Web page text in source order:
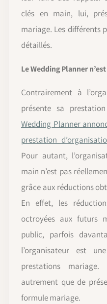
clés en main, lui,
mariage. Les différents
détaillés.
Le Wedding Planner
Contrairement à
présente sa
Wedding Planner
prestation
Pour autant,
main n’est pas
grâce aux réductions
En effet, les
octroyées aux futurs
public, parfois
l’organisateur est
prestations
autrement que de
formule mariage.